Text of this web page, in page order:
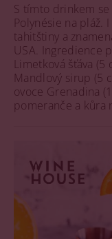
S tímto drinkem
Polynésie na pláž.
tahitštiny a
USA. Ingredience
Limetková šťáva (5
Mandlový sirup (5
ovoce Grenadina
pomeranče a kůra